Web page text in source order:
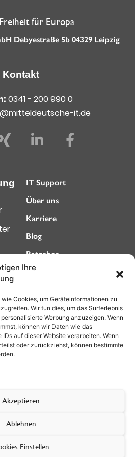
Ihre
Cookies, um Geräteinformationen zu
Wir tun dies, um das Surferlebnis
Werbung anzuzeigen. Wenn
können wir Daten wie das
auf dieser Website verarbeiten. Wenn
oder zurückziehst, können bestimmte
Akzeptieren
Ablehnen
Einstellen
für Europa
Debyestraße 5b 04329 Leipzig
Kontakt
0341 - 200 990 0
it.de
IT Support
Über uns
Karriere
Blog
Ratgeber
Kundencenter
Datenschutz
Impressum
AGB (Privatkunden)